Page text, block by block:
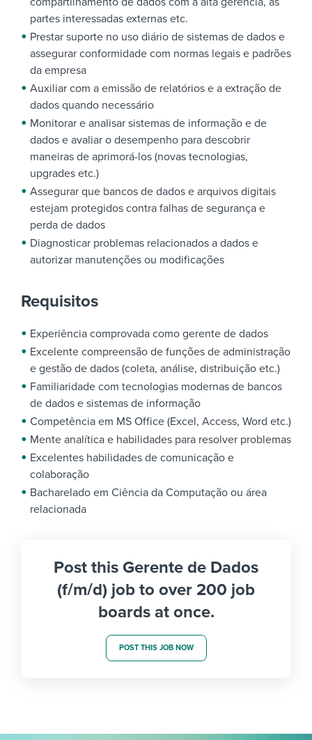
partes interessadas externas etc.
Prestar suporte no uso diário de sistemas de dados e
assegurar conformidade com normas legais e padrões
da empresa
Auxiliar com a emissão de relatórios e a extração de
dados quando necessário
Monitorar e analisar sistemas de informação e de
dados e avaliar o desempenho para descobrir
maneiras de aprimorá-los (novas tecnologias,
upgrades etc.)
Assegurar que bancos de dados e arquivos digitais
estejam protegidos contra falhas de segurança e
perda de dados
Diagnosticar problemas relacionados a dados e
autorizar manutenções ou modificações
Requisitos
Experiência comprovada como gerente de dados
Excelente compreensão de funções de administração
e gestão de dados (coleta, análise, distribuição etc.)
Familiaridade com tecnologias modernas de bancos
de dados e sistemas de informação
Competência em MS Office (Excel, Access, Word etc.)
Mente analítica e habilidades para resolver problemas
Excelentes habilidades de comunicação e
colaboração
Bacharelado em Ciência da Computação ou área
relacionada
Post this Gerente de Dados
(f/m/d) job to over 200 job
boards at once.
POST THIS JOB NOW